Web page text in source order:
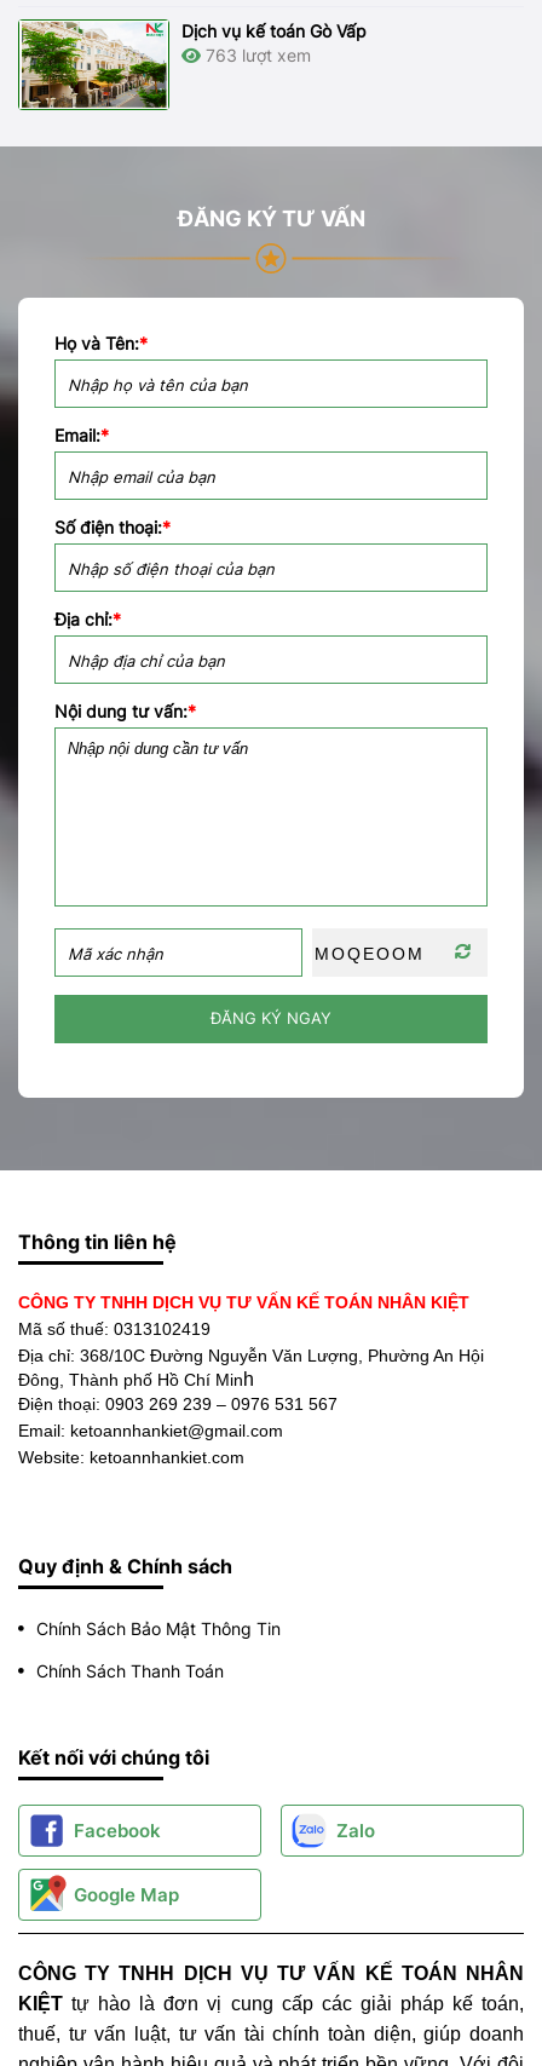
Dịch vụ kế toán Gò Vấp
763 lượt xem
ĐĂNG KÝ TƯ VẤN
Họ và Tên:*
Email:*
Số điện thoại:*
Địa chỉ:*
Nội dung tư vấn:*
ĐĂNG KÝ NGAY
Thông tin liên hệ
CÔNG TY TNHH DỊCH VỤ TƯ VẤN KẾ TOÁN NHÂN KIỆT
Mã số thuế: 0313102419
Địa chỉ: 368/10C Đường Nguyễn Văn Lượng, Phường An Hội
Đông, Thành phố Hồ Chí Minh
Điện thoại: 0903 269 239 – 0976 531 567
Email: ketoannhankiet@gmail.com
Website: ketoannhankiet.com
Quy định & Chính sách
Chính Sách Bảo Mật Thông Tin
Chính Sách Thanh Toán
Kết nối với chúng tôi
Facebook Zalo
Google Map
CÔNG TY TNHH DỊCH VỤ TƯ VẤN KẾ TOÁN NHÂN
KIỆT tự hào là đơn vị cung cấp các giải pháp kế toán,
thuế, tư vấn luật, tư vấn tài chính toàn diện, giúp doanh